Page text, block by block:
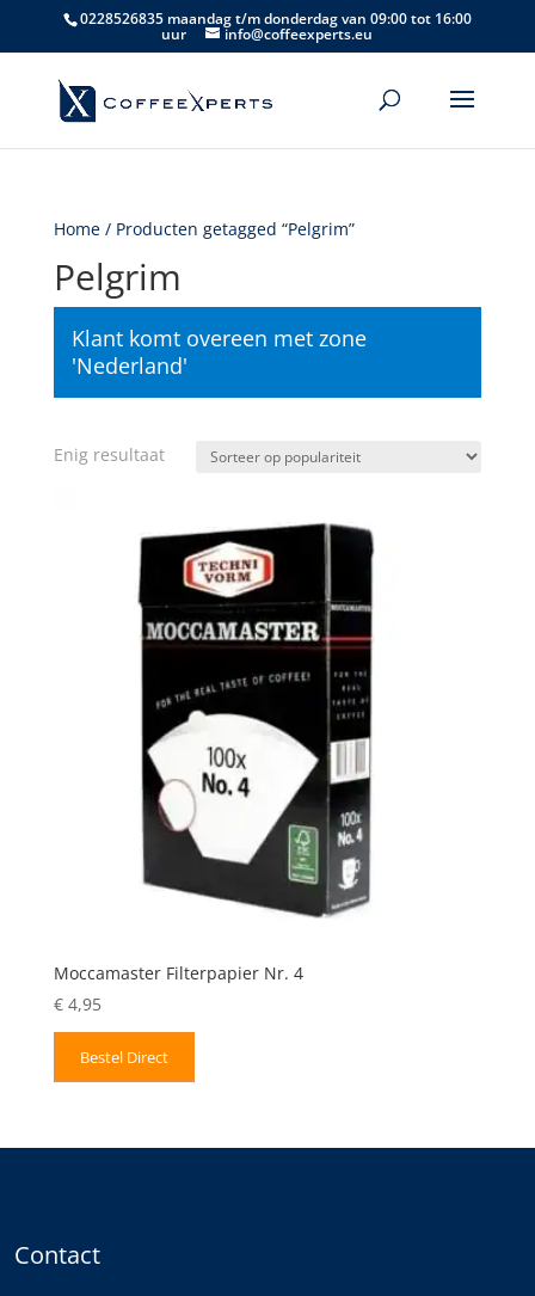
0228526835 maandag t/m donderdag van 09:00 tot 16:00
uur info@coffeexperts.eu
Home/ Producten getagged “Pelgrim”
Pelgrim
Klant komt overeen met zone
'Nederland'
Enig resultaat
Moccamaster Filterpapier Nr. 4
€4,95
Bestel Direct
Contact